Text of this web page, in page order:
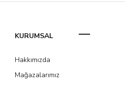
KURUMSAL
Hakkımızda
Mağazalarımız